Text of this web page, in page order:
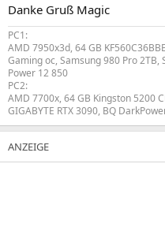
Danke Gruß Magic
PC1:
AMD 7950x3d, 64 GB
Gaming oc, Samsung 980 Pro
Power 12 850
PC2:
AMD 7700x, 64 GB Kingston 5200
GIGABYTE RTX 3090, BQ